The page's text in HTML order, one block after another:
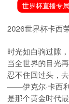
世界杯直播专
2026世界杯卡西
时光如白驹过隙
当全世界的目光
忍不住回过头，
——伊克尔·卡西
是那个黄金时代